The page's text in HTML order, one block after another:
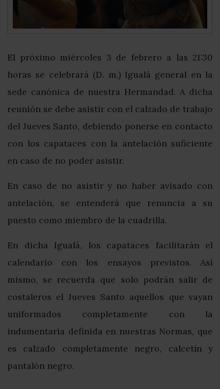
El próximo miércoles 3 de febrero a las 21:30
horas se celebrará (D. m.) Igualá general en la
sede canónica de nuestra Hermandad. A dicha
reunión se debe asistir con el calzado de trabajo
del Jueves Santo, debiendo ponerse en contacto
con los capataces con la antelación suficiente
en caso de no poder asistir.
En caso de no asistir y no haber avisado con
antelación, se entenderá que renuncia a su
puesto como miembro de la cuadrilla.
En dicha Igualá, los capataces facilitarán el
calendario con los ensayos previstos. Así
mismo, se recuerda que solo podrán salir de
costaleros el Jueves Santo aquellos que vayan
uniformados completamente con la
indumentaria definida en nuestras Normas, que
es calzado completamente negro, calcetín y
pantalón negro.